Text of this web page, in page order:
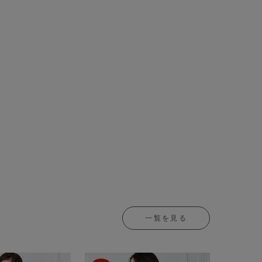
一覧を見る